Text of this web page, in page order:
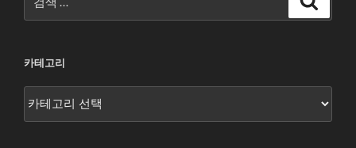
색:
카테고리